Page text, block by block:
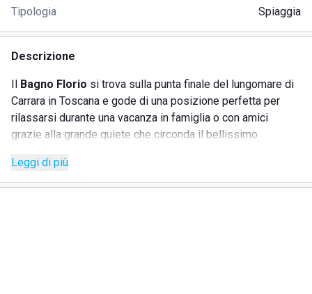
Tipologia Spiaggia
Descrizione
Il Bagno Florio si trova sulla punta finale del lungomare di
Carrara in Toscana e gode di una posizione perfetta per
rilassarsi durante una vacanza in famiglia o con amici
grazie alla grande quiete che circonda il bellissimo
fine e l'acqua limpida.
Lo stabilimento offre a tutti i suoi ospiti unservizio di
Leggi di più